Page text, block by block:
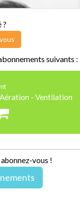
?
suivants :
- Ventilation
vous !